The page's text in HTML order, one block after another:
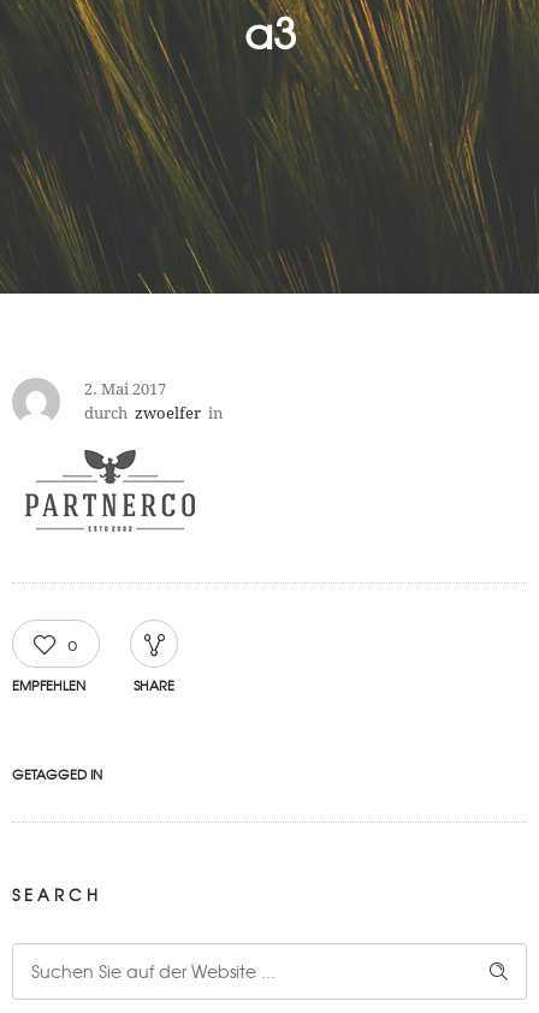
a3
2. Mai 2017
durch zwoelfer in
0
EMPFEHLEN SHARE
GETAGGED IN
SEARCH